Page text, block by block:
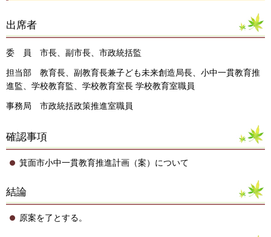
出席者
委 員 市長、副市長、市政統括監
担当部 教育長、副教育長兼子ども未来創造局長、小中一貫教育推
進監、学校教育監、学校教育室長 学校教育室職員
事務局 市政統括政策推進室職員
確認事項
箕面市小中一貫教育推進計画（案）について
結論
原案を了とする。